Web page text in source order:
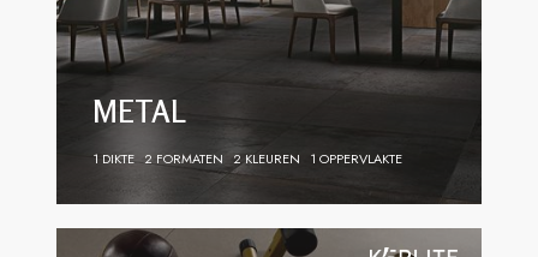
METAL
1 DIKTE 2 FORMATEN 2 KLEUREN 1 OPPERVLAKTE